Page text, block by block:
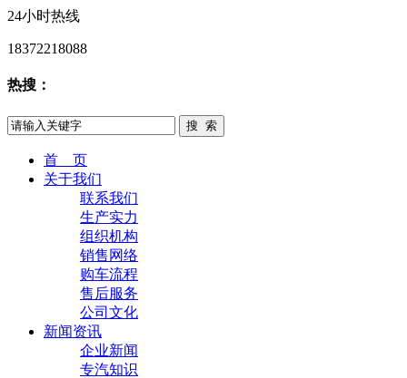
24小时热线
18372218088
热搜：
首 页
关于我们
联系我们
生产实力
组织机构
销售网络
购车流程
售后服务
公司文化
新闻资讯
企业新闻
专汽知识